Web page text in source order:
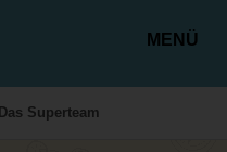
MENÜ
Das Superteam